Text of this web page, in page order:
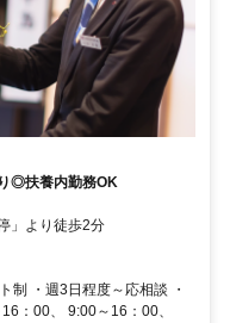
◎扶養内勤務OK
」より徒歩2分
・週3日程度～応相談 ・
：00、 9:00～16：00、